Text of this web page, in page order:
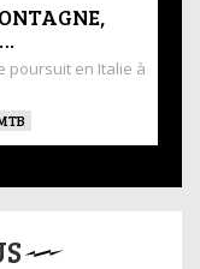
poursuit en Italie à